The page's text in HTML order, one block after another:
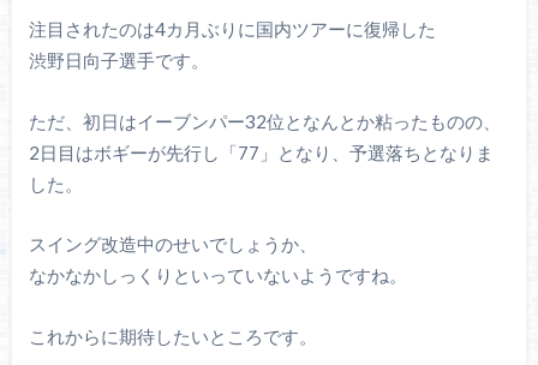
注目されたのは4カ月ぶりに国内ツアーに復帰した
渋野日向子選手です。
ただ、初日はイーブンパー32位となんとか粘ったものの、
2日目はボギーが先行し「77」となり、予選落ちとなりま
した。
スイング改造中のせいでしょうか、
なかなかしっくりといっていないようですね。
これからに期待したいところです。